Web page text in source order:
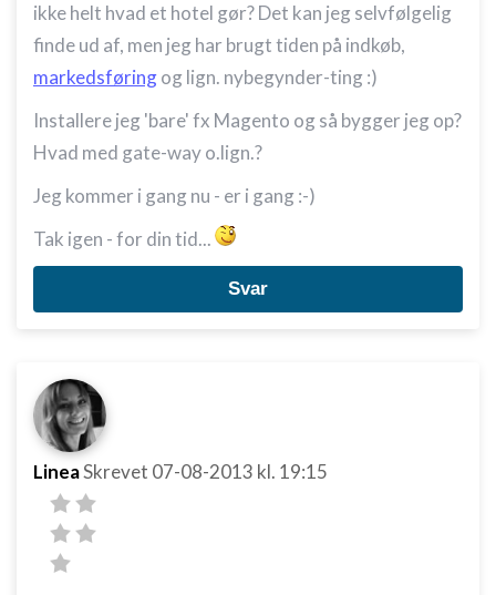
ikke helt hvad et hotel gør? Det kan jeg selvfølgelig
finde ud af, men jeg har brugt tiden på indkøb,
markedsføringog lign. nybegynder-ting :)
Installere jeg 'bare' fx Magento og så bygger jeg op?
Hvad med gate-way o.lign.?
Jeg kommer i gang nu - er i gang :-)
Tak igen - for din tid...
Svar
LineaSkrevet 07-08-2013 kl. 19:15